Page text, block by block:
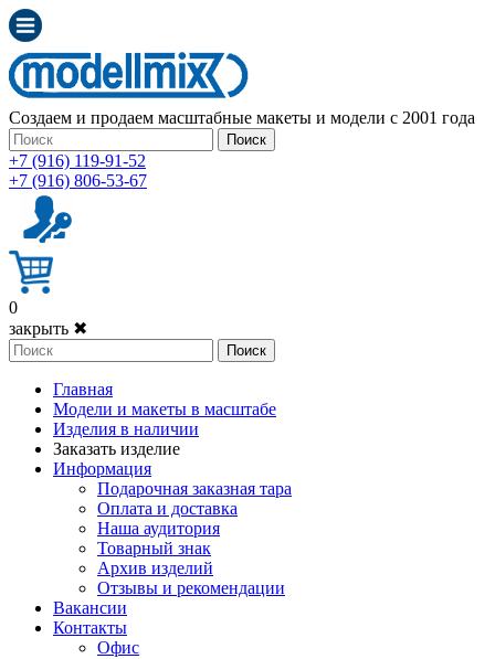
Создаем и продаем масштабные макеты и модели с 2001 года
Поиск
+7 (916) 119-91-52
+7 (916) 806-53-67
0
закрыть ✖
Поиск
Главная
Модели и макеты в масштабе
Изделия в наличии
Заказать изделие
Информация
Подарочная заказная тара
Оплата и доставка
Наша аудитория
Товарный знак
Архив изделий
Отзывы и рекомендации
Вакансии
Контакты
Офис